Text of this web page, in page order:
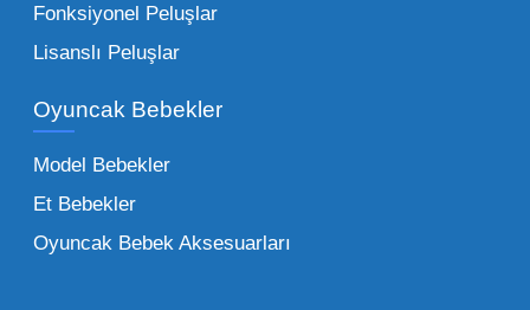
Çocuk Oyuncakları Toptan Seçenekleri:
Bebeklik döneminden ergenliğe kadar geniş
toptan tedariği yaparken, piyasadaki en son
figürlerden geleneksel oyun setlerine kadar
her şeyi portföyümüzde bulabilirsiniz.
Fonksiyonel Peluşlar
Lisanslı Peluşlar
Oyuncak Bebekler
Model Bebekler
Et Bebekler
Oyuncak Bebek Aksesuarları